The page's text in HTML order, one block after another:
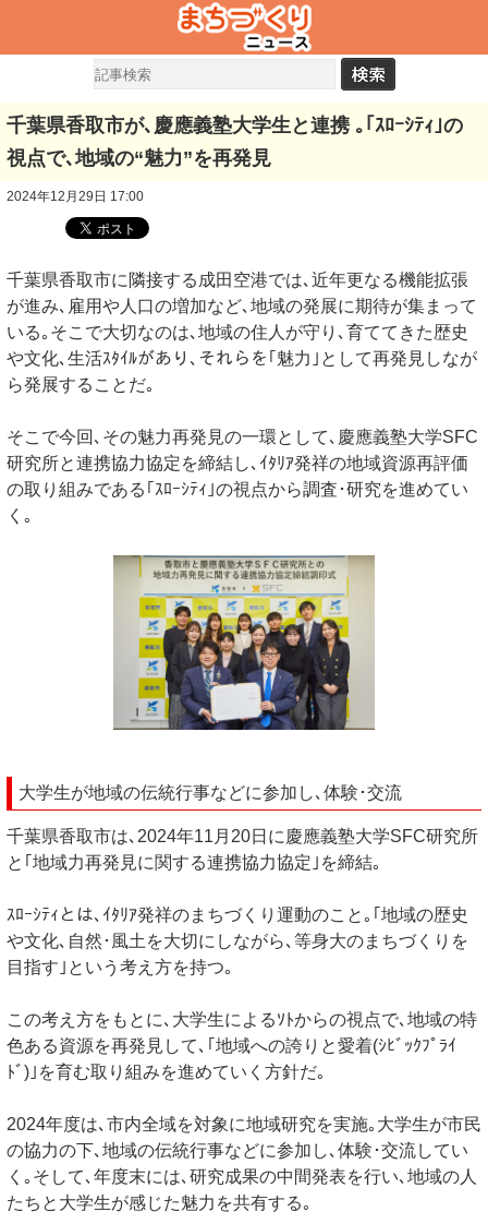
千葉県香取市が､慶應義塾大学生と連携 ｡｢ｽﾛｰｼﾃｨ｣の
視点で､地域の“魅力”を再発見
2024年12月29日 17:00
千葉県香取市に隣接する成田空港では､近年更なる機能拡張
が進み､雇用や人口の増加など､地域の発展に期待が集まって
いる｡そこで大切なのは､地域の住人が守り､育ててきた歴史
や文化､生活ｽﾀｲﾙがあり､それらを｢魅力｣として再発見しなが
ら発展することだ｡
そこで今回､その魅力再発見の一環として､慶應義塾大学SFC
研究所と連携協力協定を締結し､ｲﾀﾘｱ発祥の地域資源再評価
の取り組みである｢ｽﾛｰｼﾃｨ｣の視点から調査･研究を進めてい
く｡
大学生が地域の伝統行事などに参加し､体験･交流
千葉県香取市は､2024年11月20日に慶應義塾大学SFC研究所
と｢地域力再発見に関する連携協力協定｣を締結｡
ｽﾛｰｼﾃｨとは､ｲﾀﾘｱ発祥のまちづくり運動のこと｡｢地域の歴史
や文化､自然･風土を大切にしながら､等身大のまちづくりを
目指す｣という考え方を持つ｡
この考え方をもとに､大学生によるｿﾄからの視点で､地域の特
色ある資源を再発見して､｢地域への誇りと愛着(ｼﾋﾞｯｸﾌﾟﾗｲ
ﾄﾞ)｣を育む取り組みを進めていく方針だ｡
2024年度は､市内全域を対象に地域研究を実施｡大学生が市民
の協力の下､地域の伝統行事などに参加し､体験･交流してい
く｡そして､年度末には､研究成果の中間発表を行い､地域の人
たちと大学生が感じた魅力を共有する｡